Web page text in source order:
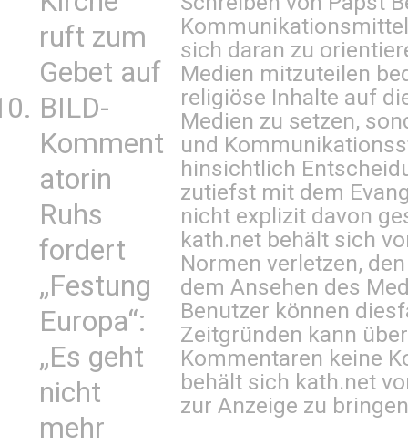
ruft zum
Gebet auf
BILD-
Komment
atorin
Ruhs
fordert
„Festung
Europa“:
„Es geht
nicht
mehr
sich daran zu
Medien mitzuteilen
religiöse Inhalte auf
Medien zu setzen,
und
hinsichtlich
zutiefst mit dem
nicht explizit davon
kath.net behält sich
Normen verletzen,
dem Ansehen des
Benutzer können
Zeitgründen kann
Kommentaren keine
behält sich kath.net
zur Anzeige zu